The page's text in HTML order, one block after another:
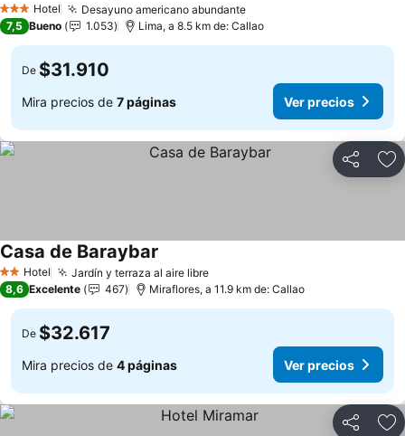
3 Estrellas
Hotel Desayuno americano abundante
7,5 Bueno 1.053 Lima, a 8.5 km de: Callao
De $31.910
Mira precios de 7 páginas Ver precios
Compartir
2 Estrellas
Hotel Jardín y terraza al aire libre
Casa de Baraybar
8,6 Excelente 467 Miraflores, a 11.9 km de: Callao
De $32.617
Mira precios de 4 páginas Ver precios
Compartir